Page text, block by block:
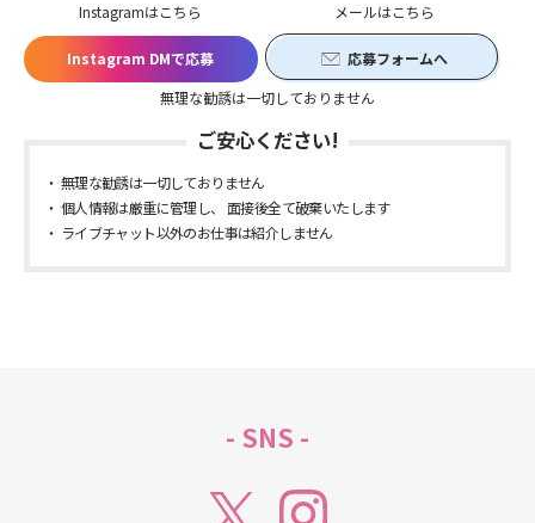
Instagramはこちら
Instagram DMで応募
メールはこちら
応募フォームへ
無理な勧誘は一切しておりません
ご安心ください!
無理な勧誘は一切しておりません
個人情報は厳重に管理し、 面接後全て破棄いたします
ライブチャット以外のお仕事は紹介しません
- SNS -